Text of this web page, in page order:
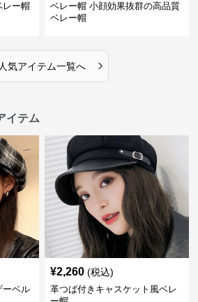
レー帽
ベレー帽 小顔効果抜群の高品質
ベレー帽
人気アイテム一覧へ ›
イテム
ーベル
¥2,260 (税込)
革つば付きキャスケット風ベレ